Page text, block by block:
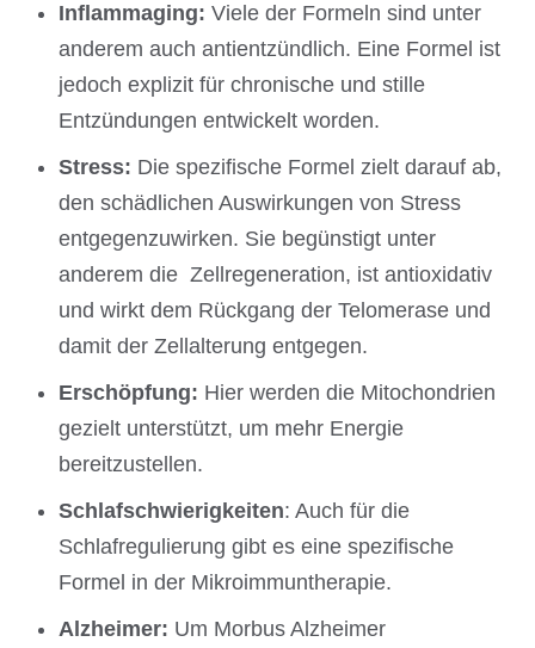
Inflammaging:Viele der Formeln sind unter
anderem auch antientzündlich. Eine Formel ist
jedoch explizit für chronische und stille
Entzündungen entwickelt worden.
Stress: Die spezifische Formel zielt darauf ab,
den schädlichen Auswirkungen von Stress
entgegenzuwirken. Sie begünstigt unter
anderem die Zellregeneration, ist antioxidativ
und wirkt dem Rückgang der Telomerase und
damit der Zellalterung entgegen.
Erschöpfung: Hier werden die Mitochondrien
gezielt unterstützt, um mehr Energie
bereitzustellen.
Schlafschwierigkeiten: Auch für die
Schlafregulierung gibt es eine spezifische
Formel in der Mikroimmuntherapie.
Alzheimer: Um Morbus Alzheimer